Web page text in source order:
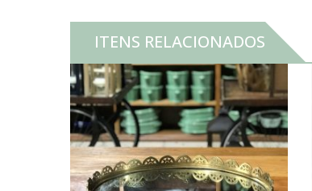
ITENS RELACIONADOS